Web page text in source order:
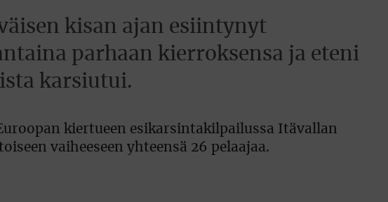
kisan ajan esiintynyt
parhaan kierroksensa ja eteni
karsiutui.
kiertueen esikarsintakilpailussa Itävallan
vaiheeseen yhteensä 26 pelaajaa.